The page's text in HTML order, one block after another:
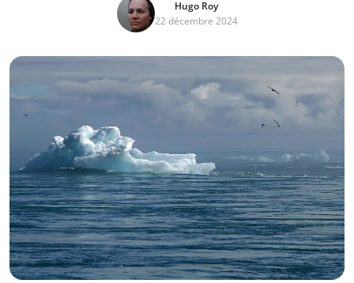
Hugo Roy
22 décembre 2024